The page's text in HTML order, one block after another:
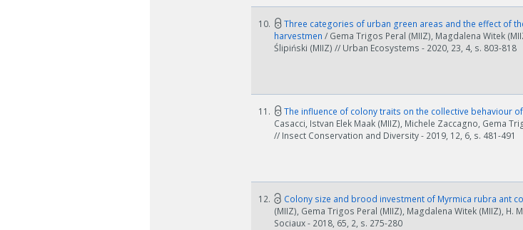
W zależności od ilości danych do przetworzenia
10.
Three categories of urban green areas and the effect of
harvestmen / Gema Trigos Peral (MIIZ), Magdalena Witek
Ślipiński (MIIZ) // Urban Ecosystems - 2020, 23, 4, s. 803-818
11. The influence of colony traits on the collective behaviour
Casacci, Istvan Elek Maak (MIIZ), Michele Zaccagno, Gema
// Insect Conservation and Diversity - 2019, 12, 6, s. 481-491
12. Colony size and brood investment of Myrmica rubra ant
(MIIZ), Gema Trigos Peral (MIIZ), Magdalena Witek (MIIZ),
Sociaux - 2018, 65, 2, s. 275-280